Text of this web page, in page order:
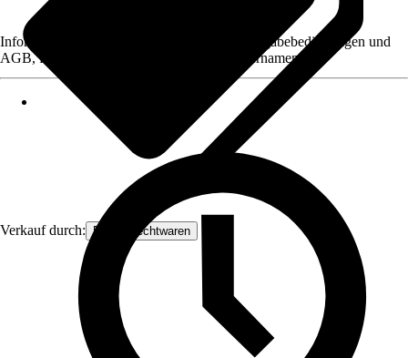
Verkauf durch: Frank Flechtwaren
Informationen des Verkäufers, wie z. B. Rückgabebedingungen und
AGB, finden Sie bei Klick auf den Verkäufernamen.